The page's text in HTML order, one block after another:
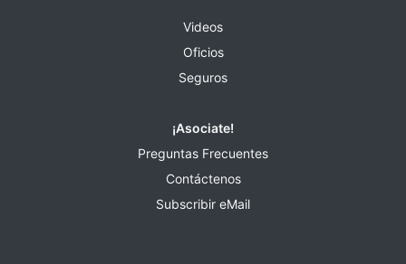
Videos
Oficios
Seguros
¡Asociate!
Preguntas Frecuentes
Contáctenos
Subscribir eMail